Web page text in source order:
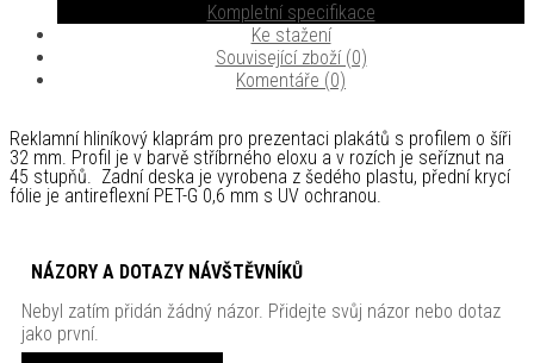
Kompletní specifikace
Ke stažení
Související zboží (0)
Komentáře (0)
Reklamní hliníkový klaprám pro prezentaci plakátů s profilem o šíři
32 mm. Profil je v barvě stříbrného eloxu a v rozích je seříznut na
45 stupňů. Zadní deska je vyrobena z šedého plastu, přední krycí
fólie je antireflexní PET-G 0,6 mm s UV ochranou.
NÁZORY A DOTAZY NÁVŠTĚVNÍKŮ
Nebyl zatím přidán žádný názor. Přidejte svůj názor nebo dotaz
jako první.